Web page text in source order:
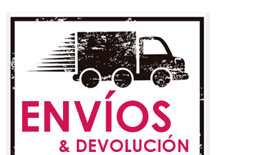
Nieto de la escritora y feminista peruana Flora Tristán (hija de un coronel
Ver más información de